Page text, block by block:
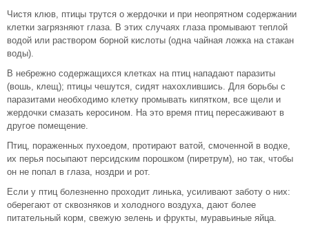
Чистя клюв, птицы трутся о жердочки и при неопрятном содержании
клетки загрязняют глаза. В этих случаях глаза промывают теплой
водой или раствором борной кислоты (одна чайная ложка на стакан
воды).
В небрежно содержащихся клетках на птиц нападают паразиты
(вошь, клещ); птицы чешутся, сидят нахохлившись. Для борьбы с
паразитами необходимо клетку промывать кипятком, все щели и
жердочки смазать керосином. На это время птиц пересаживают в
другое помещение.
Птиц, пораженных пухоедом, протирают ватой, смоченной в водке,
их перья посыпают персидским порошком (пиретрум), но так, чтобы
он не попал в глаза, ноздри и рот.
Если у птиц болезненно проходит линька, усиливают заботу о них:
оберегают от сквозняков и холодного воздуха, дают более
питательный корм, свежую зелень и фрукты, муравьиные яйца.